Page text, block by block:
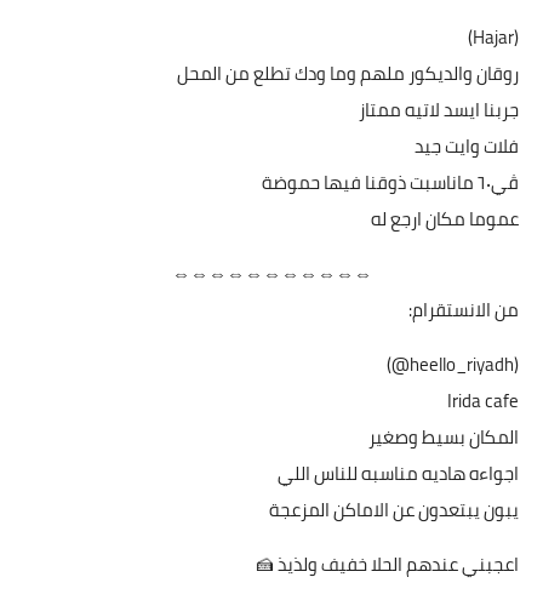
(Hajar)
روقان والديكور ملهم وما ودك تطلع من المحل
جربنا ايسد لاتيه ممتاز
فلات وايت جيد
ڤي٦٠ ماناسبت ذوقنا فيها حموضة
عموما مكان ارجع له
⇔⇔⇔⇔⇔⇔⇔⇔⇔⇔⇔
من الانستقرام:
(heello_riyadh@)
Irida cafe
المكان بسيط وصغير
اجواءه هاديه مناسبه للناس اللي
يبون يبتعدون عن الاماكن المزعجة
اعجبني عندهم الحلا خفيف ولذيذ 🍰